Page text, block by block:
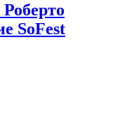
SoFest